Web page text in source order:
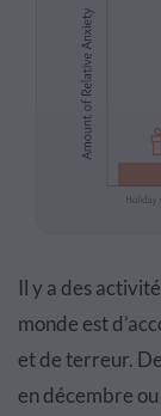
Il y a des
monde est
et de terreur.
en décembre